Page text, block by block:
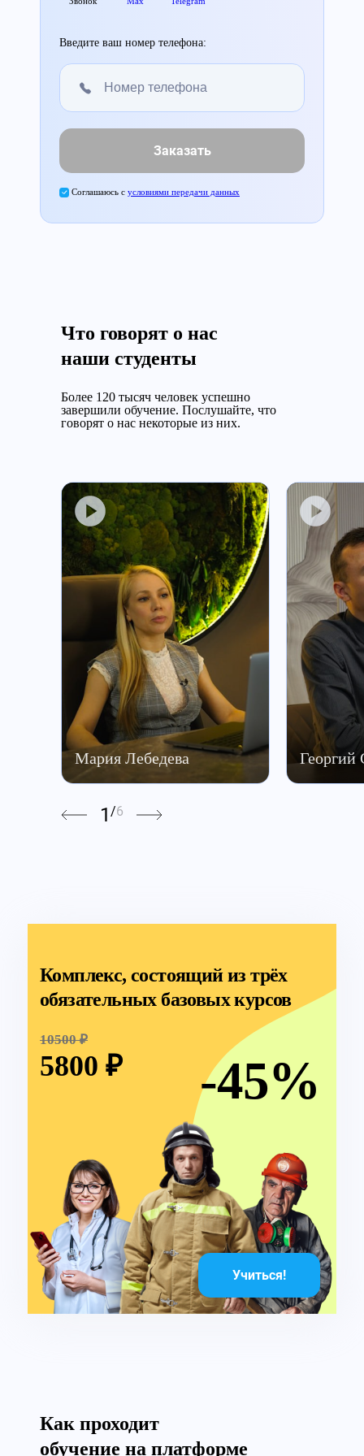
Введите ваш номер телефона:
Заказать
Соглашаюсь с условиями передачи данных
Что говорят о нас
наши студенты
Более 120 тысяч человек успешно
завершили обучение. Послушайте, что
говорят о нас некоторые из них.
Мария Лебедева Георгий
1 /6
Комплекс, состоящий из трёх
обязательных базовых курсов
Учиться!
10500 ₽
5800 ₽ -45%
Как проходит
обучение на платформе